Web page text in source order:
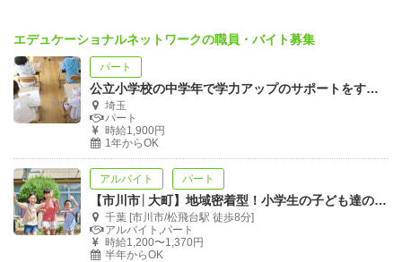
エデュケーショナルネットワークの職員・バイト募集
パート
公立小学校の中学年で学力アップのサポートをする仕事です！
埼玉
パート
時給1,900円
1年からOK
アルバイト パート
【市川市│大町】地域密着型！小学生の子ども達の居場所創りに貢献しませんか！？
千葉 [市川市/松飛台駅 徒歩8分]
アルバイト,パート
時給1,200〜1,370円
半年からOK